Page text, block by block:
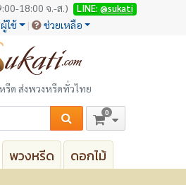
18:00 จ.-ส.) LINE: @sukati
ใช้ ช่วยเหลือ
รีด ส่งพวงหรีดทั่วไทย
0
พวงหรีด ดอกไม้